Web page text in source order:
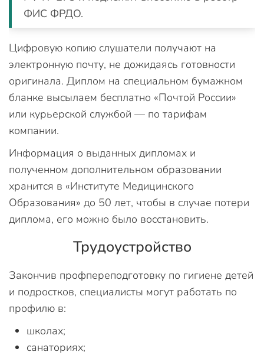
ФИС ФРДО.
Цифровую копию слушатели получают на
электронную почту, не дожидаясь готовности
оригинала. Диплом на специальном бумажном
бланке высылаем бесплатно «Почтой России»
или курьерской службой — по тарифам
компании.
Информация о выданных дипломах и
полученном дополнительном образовании
хранится в «Институте Медицинского
Образования» до 50 лет, чтобы в случае потери
диплома, его можно было восстановить.
Трудоустройство
Закончив профпереподготовку по гигиене детей
и подростков, специалисты могут работать по
профилю в:
школах;
санаториях;